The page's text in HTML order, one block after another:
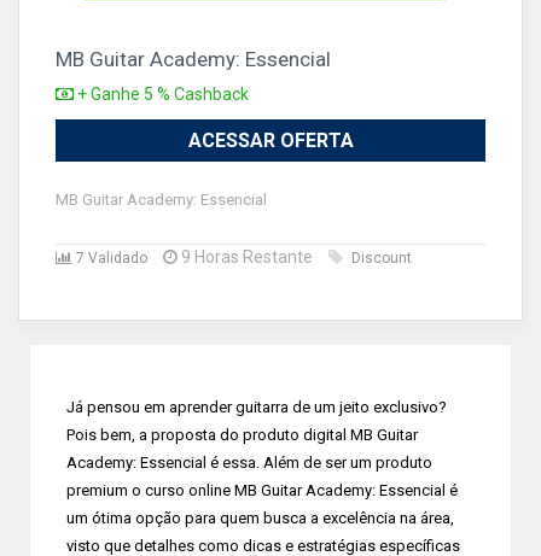
MB Guitar Academy: Essencial
+ Ganhe 5 % Cashback
ACESSAR OFERTA
MB Guitar Academy: Essencial
7 Validado 9 Horas Restante Discount
Já pensou em aprender guitarra de um jeito exclusivo?
Pois bem, a proposta do produto digital MB Guitar
Academy: Essencial é essa. Além de ser um produto
premium o curso online MB Guitar Academy: Essencial é
um ótima opção para quem busca a excelência na área,
visto que detalhes como dicas e estratégias específicas